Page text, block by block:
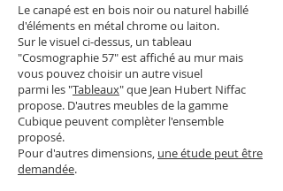
Le canapé est en bois noir ou naturel habillé
d'éléments en métal chrome ou laiton.
Sur le visuel ci-dessus, un tableau
"Cosmographie 57" est affiché au mur mais
vous pouvez choisir un autre visuel
parmi les "Tableaux" que Jean Hubert Niffac
propose. D'autres meubles de la gamme
Cubique peuvent complèter l'ensemble
proposé.
Pour d'autres dimensions, une étude peut être
demandée.